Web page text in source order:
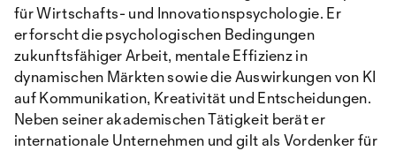
für Wirtschafts- und Innovationspsychologie. Er
erforscht die psychologischen Bedingungen
zukunftsfähiger Arbeit, mentale Effizienz in
dynamischen Märkten sowie die Auswirkungen von KI
auf Kommunikation, Kreativität und Entscheidungen.
Neben seiner akademischen Tätigkeit berät er
internationale Unternehmen und gilt als Vordenker für